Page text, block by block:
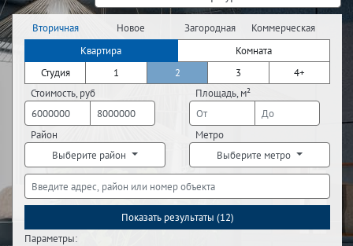
Вторичная
недвижимость
Новое
строительство
Загородная
недвижимость
Коммерческая
недвижимость
Квартира
Комната
Студия
1 2 3
4+
Стоимость, руб
Площадь, м²
Район
Выберите район
Метро
Выберите метро
Показать результаты (12)
Параметры: